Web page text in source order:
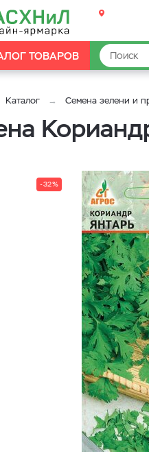
ТОВАРОВ
Каталог Семена зелени и
-32%